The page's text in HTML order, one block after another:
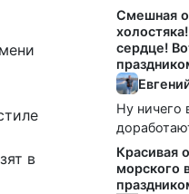
в
Смешная
сердце!
Ну ничего
Красивая
морского